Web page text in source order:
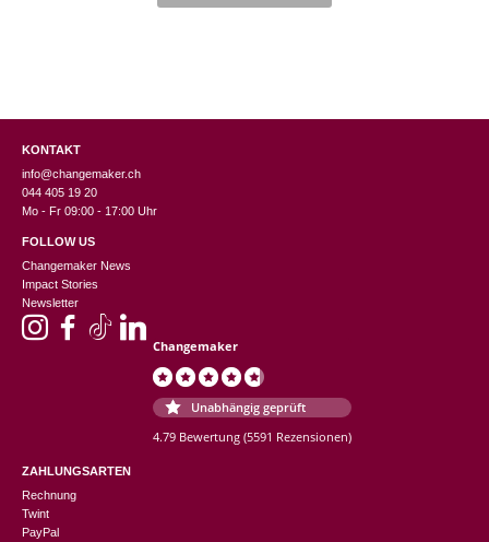
KONTAKT
info@changemaker.ch
044 405 19 20
Mo - Fr 09:00 - 17:00 Uhr
FOLLOW US
Changemaker News
Impact Stories
Newsletter
Changemaker
Unabhängig geprüft
4.79 Bewertung (5591 Rezensionen)
ZAHLUNGSARTEN
Rechnung
Twint
PayPal